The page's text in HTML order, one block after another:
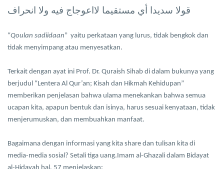
قولا سديدا أي مستقيما لااعوجاج فيه ولا انحراف
“Qoulan sadiidaan” yaitu perkataan yang lurus, tidak bengkok dan
tidak menyimpang atau menyesatkan.
Terkait dengan ayat ini Prof. Dr. Quraish Sihab di dalam bukunya yang
berjudul “Lentera Al Qur’an; Kisah dan Hikmah Kehidupan”
memberikan penjelasan bahwa ulama menekankan bahwa semua
ucapan kita, apapun bentuk dan isinya, harus sesuai kenyataan, tidak
menjerumuskan, dan membuahkan manfaat.
Bagaimana dengan informasi yang kita share dan tulisan kita di
media-media sosial? Setali tiga uang.Imam al-Ghazali dalam Bidayat